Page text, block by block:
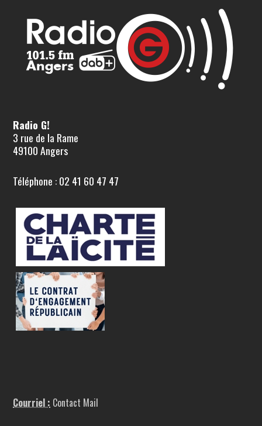
Radio G!
3 rue de la Rame
49100 Angers
Téléphone : 02 41 60 47 47
Courriel : Contact Mail